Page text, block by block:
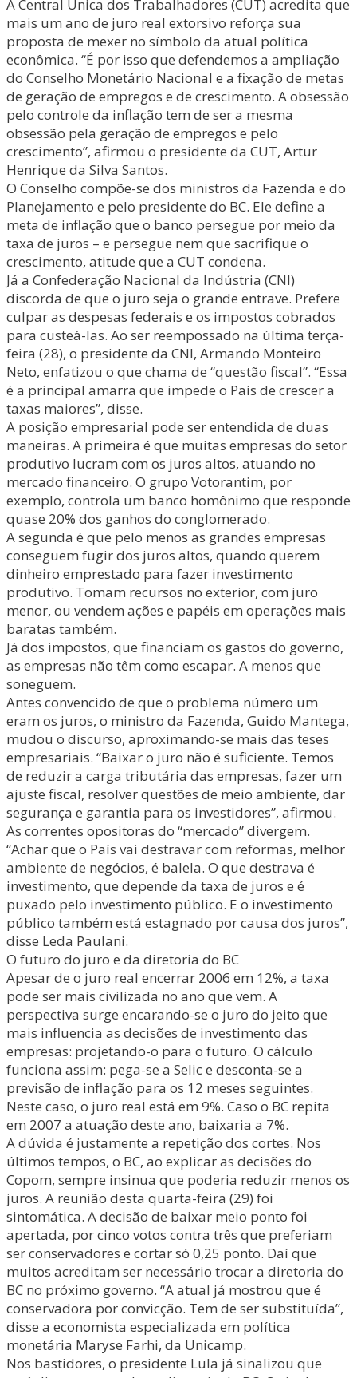
A Central Única dos Trabalhadores (CUT) acredita que
mais um ano de juro real extorsivo reforça sua
proposta de mexer no símbolo da atual política
econômica. “É por isso que defendemos a ampliação
do Conselho Monetário Nacional e a fixação de metas
de geração de empregos e de crescimento. A obsessão
pelo controle da inflação tem de ser a mesma
obsessão pela geração de empregos e pelo
crescimento”, afirmou o presidente da CUT, Artur
Henrique da Silva Santos.
O Conselho compõe-se dos ministros da Fazenda e do
Planejamento e pelo presidente do BC. Ele define a
meta de inflação que o banco persegue por meio da
taxa de juros – e persegue nem que sacrifique o
crescimento, atitude que a CUT condena.
Já a Confederação Nacional da Indústria (CNI)
discorda de que o juro seja o grande entrave. Prefere
culpar as despesas federais e os impostos cobrados
para custeá-las. Ao ser reempossado na última terça-
feira (28), o presidente da CNI, Armando Monteiro
Neto, enfatizou o que chama de “questão fiscal”. “Essa
é a principal amarra que impede o País de crescer a
taxas maiores”, disse.
A posição empresarial pode ser entendida de duas
maneiras. A primeira é que muitas empresas do setor
produtivo lucram com os juros altos, atuando no
mercado financeiro. O grupo Votorantim, por
exemplo, controla um banco homônimo que responde
quase 20% dos ganhos do conglomerado.
A segunda é que pelo menos as grandes empresas
conseguem fugir dos juros altos, quando querem
dinheiro emprestado para fazer investimento
produtivo. Tomam recursos no exterior, com juro
menor, ou vendem ações e papéis em operações mais
baratas também.
Já dos impostos, que financiam os gastos do governo,
as empresas não têm como escapar. A menos que
soneguem.
Antes convencido de que o problema número um
eram os juros, o ministro da Fazenda, Guido Mantega,
mudou o discurso, aproximando-se mais das teses
empresariais. “Baixar o juro não é suficiente. Temos
de reduzir a carga tributária das empresas, fazer um
ajuste fiscal, resolver questões de meio ambiente, dar
segurança e garantia para os investidores”, afirmou.
As correntes opositoras do “mercado” divergem.
“Achar que o País vai destravar com reformas, melhor
ambiente de negócios, é balela. O que destrava é
investimento, que depende da taxa de juros e é
puxado pelo investimento público. E o investimento
público também está estagnado por causa dos juros”,
disse Leda Paulani.
O futuro do juro e da diretoria do BC
Apesar de o juro real encerrar 2006 em 12%, a taxa
pode ser mais civilizada no ano que vem. A
perspectiva surge encarando-se o juro do jeito que
mais influencia as decisões de investimento das
empresas: projetando-o para o futuro. O cálculo
funciona assim: pega-se a Selic e desconta-se a
previsão de inflação para os 12 meses seguintes.
Neste caso, o juro real está em 9%. Caso o BC repita
em 2007 a atuação deste ano, baixaria a 7%.
A dúvida é justamente a repetição dos cortes. Nos
últimos tempos, o BC, ao explicar as decisões do
Copom, sempre insinua que poderia reduzir menos os
juros. A reunião desta quarta-feira (29) foi
sintomática. A decisão de baixar meio ponto foi
apertada, por cinco votos contra três que preferiam
ser conservadores e cortar só 0,25 ponto. Daí que
muitos acreditam ser necessário trocar a diretoria do
BC no próximo governo. “A atual já mostrou que é
conservadora por convicção. Tem de ser substituída”,
disse a economista especializada em política
monetária Maryse Farhi, da Unicamp.
Nos bastidores, o presidente Lula já sinalizou que